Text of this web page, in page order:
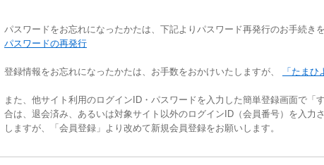
パスワードをお忘れになったかたは、下記よりパスワード再発行のお手続きを
パスワードの再発行
登録情報をお忘れになったかたは、お手数をおかけいたしますが、 「たまひ
また、他サイト利用のログインID・パスワードを入力した簡単登録画面で
合は、退会済み、あるいは対象サイト以外のログインID（会員番号）を入力
しますが、「会員登録」より改めて新規会員登録をお願いします。